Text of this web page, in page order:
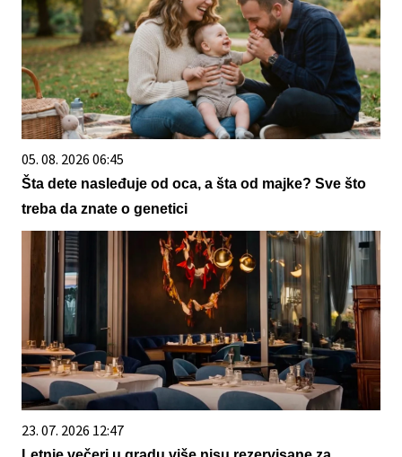
05. 08. 2026 06:45
Šta dete nasleđuje od oca, a šta od majke? Sve što
treba da znate o genetici
23. 07. 2026 12:47